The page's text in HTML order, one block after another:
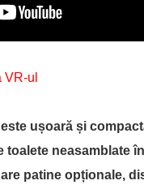
ul
ușoară și
toalete neasamblate
patine opționale,